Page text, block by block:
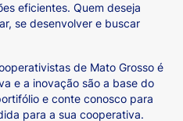
eficientes. Quem deseja
se desenvolver e buscar
de Mato Grosso é
e a inovação são a base do
e conte conosco para
para a sua cooperativa.